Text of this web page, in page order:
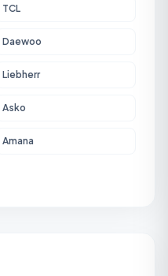
TCL
Daewoo
Liebherr
Asko
Amana